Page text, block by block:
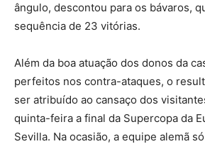
ângulo, descontou para os bávaros,
sequência de 23 vitórias.
Além da boa atuação dos donos da
perfeitos nos contra-ataques, o
ser atribuído ao cansaço dos
quinta-feira a final da Supercopa da
Sevilla. Na ocasião, a equipe alemã